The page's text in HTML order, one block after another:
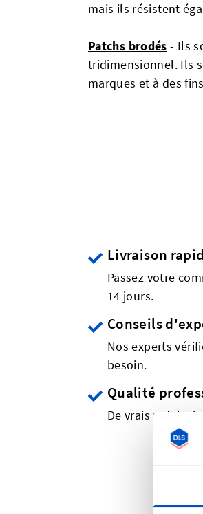
mais ils résistent
Patchs brodés - Ils
tridimensionnel. Ils
marques et à des
Livraison
Passez votre
14 jours.
Conseils
Nos experts
besoin.
Qualité
De vrais patchs